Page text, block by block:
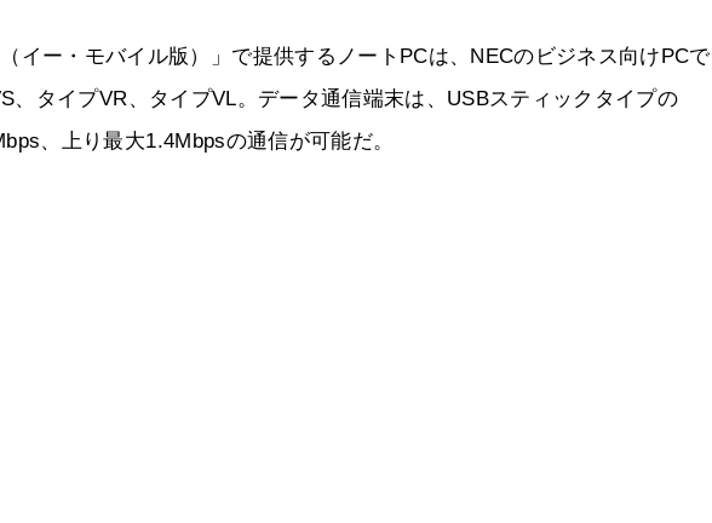
イー・モバイル版）」で提供するノートPCは、NECのビジネス向けPCで
、タイプVR、タイプVL。データ通信端末は、USBスティックタイプの
、上り最大1.4Mbpsの通信が可能だ。